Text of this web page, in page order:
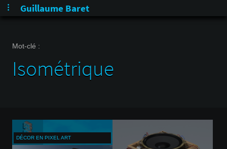
Guillaume Baret
Mot-clé :
Isométrique
DÉCOR EN PIXEL ART